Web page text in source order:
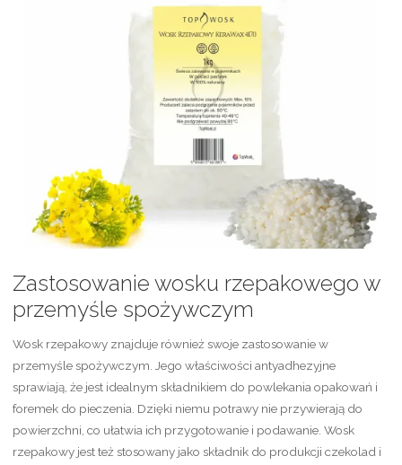
Zastosowanie wosku rzepakowego w
przemyśle spożywczym
Wosk rzepakowy znajduje również swoje zastosowanie w
przemyśle spożywczym. Jego właściwości antyadhezyjne
sprawiają, że jest idealnym składnikiem do powlekania opakowań i
foremek do pieczenia. Dzięki niemu potrawy nie przywierają do
powierzchni, co ułatwia ich przygotowanie i podawanie. Wosk
rzepakowy jest też stosowany jako składnik do produkcji czekolad i